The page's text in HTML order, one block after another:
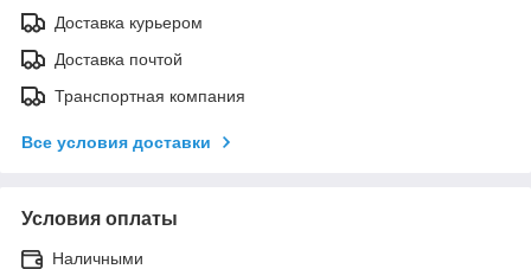
Доставка курьером
Доставка почтой
Транспортная компания
Все условия доставки
Условия оплаты
Наличными